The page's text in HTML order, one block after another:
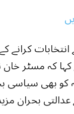
کرانے
کہا کہ مسٹر
کو بھی سیاسی
بحران